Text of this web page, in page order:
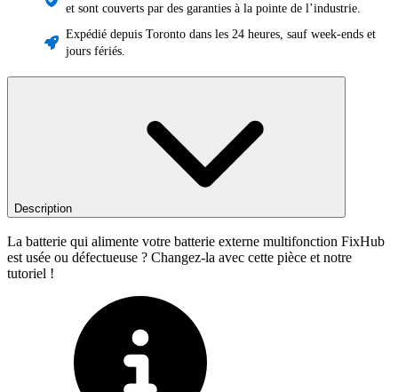
et sont couverts par des garanties à la pointe de l’industrie.
Expédié depuis Toronto dans les 24 heures, sauf week-ends et
jours fériés.
Description
La batterie qui alimente votre batterie externe multifonction FixHub
est usée ou défectueuse ? Changez-la avec cette pièce et notre
tutoriel !